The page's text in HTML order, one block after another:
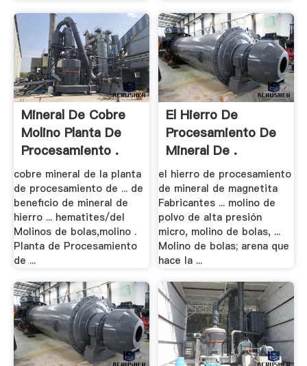
Mineral De Cobre
Molino Planta De
Procesamiento .
cobre mineral de la planta
de procesamiento de ... de
beneficio de mineral de
hierro ... hematites/del
Molinos de bolas,molino .
Planta de Procesamiento
de ...
El Hierro De
Procesamiento De
Mineral De .
el hierro de procesamiento
de mineral de magnetita
Fabricantes ... molino de
polvo de alta presión
micro, molino de bolas, ...
Molino de bolas; arena que
hace la ...